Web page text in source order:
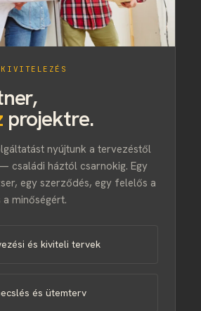
projektre.
nyújtunk a tervezéstől
családi háztól csarnokig. Egy
egy szerződés, egy felelős a
minőségért.
és kiviteli tervek
és ütemterv